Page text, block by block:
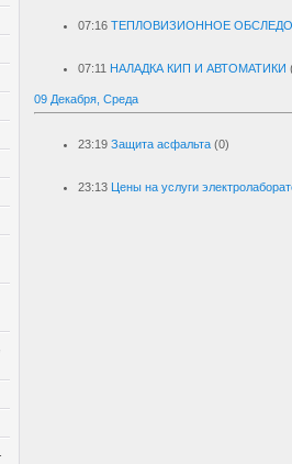
07:16 ТЕПЛОВИЗИОННОЕ
07:11 НАЛАДКА КИП И АВТОМАТИКИ
09 Декабря, Среда
23:19 Защита асфальта (0)
23:13 Цены на услуги